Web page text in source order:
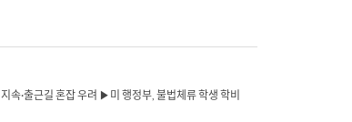
·출근길 혼잡 우려 ▶미 행정부, 불법체류 학생 학비